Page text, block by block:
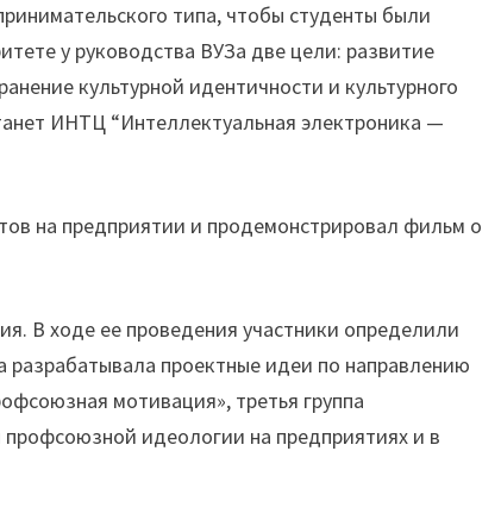
типа, чтобы студенты были
у руководства ВУЗа две цели: развитие
культурной идентичности и культурного
ИНТЦ “Интеллектуальная электроника —
на предприятии и продемонстрировал фильм о
В ходе ее проведения участники определили
проектные идеи по направлению
мотивация», третья группа
идеологии на предприятиях и в